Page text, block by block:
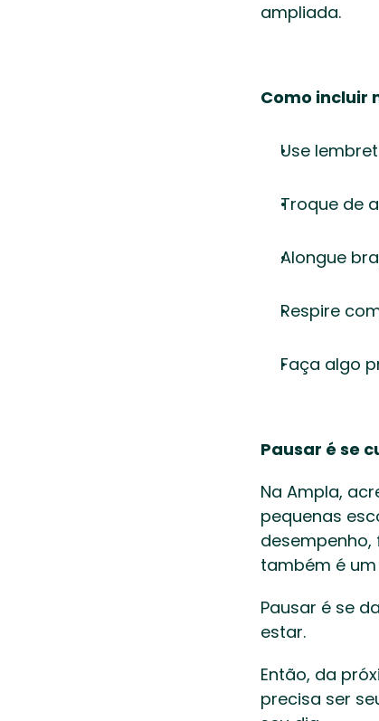
ampliada.
Como incluir
Use
Troque de
Alongue
Respire
Faça algo
Pausar é se
Na Ampla,
pequenas
também é
Pausar é se
estar.
Então, da
precisa ser